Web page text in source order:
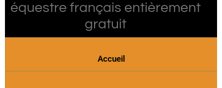
équestre français entièrement
gratuit
Accueil